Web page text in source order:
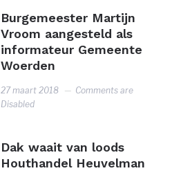
Burgemeester Martijn
Vroom aangesteld als
informateur Gemeente
Woerden
27 maart 2018
Comments are
Disabled
Dak waait van loods
Houthandel Heuvelman